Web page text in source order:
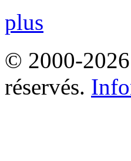
plus
© 2000-2026
réservés.